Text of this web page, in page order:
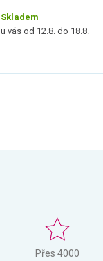
Skladem
u vás od 12.8. do 18.8.
Přes 4000